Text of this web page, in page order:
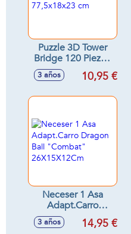
Puzzle 3D Tower
Bridge 120 Piezas.
77,5x18x23 cm
3 años 10,95 €
Neceser 1 Asa
Adapt.Carro
Dragon Ball
"Combat"
3 años 14,95 €